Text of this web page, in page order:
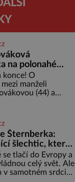
na polonahé
konce! O
manželi
(44) a
horká zem u
Ulice a
Šternberka:
šlechtic, který
Mongoly
se tlačí do Evropy a
celý svět. Ale
v samotném srdci